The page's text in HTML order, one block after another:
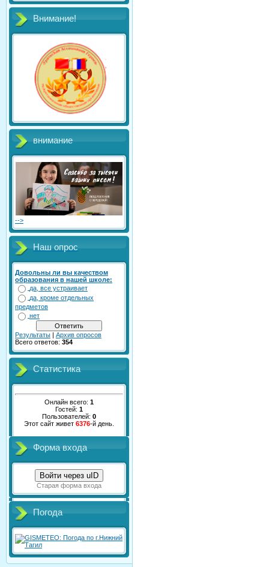
Внимание!
внимание
-->
Наш опрос
Довольны ли вы качеством
образования в нашей школе:
да, все устраивает
да, кроме отдельных
предметов
нет
Результаты | Архив опросов
Всего ответов: 354
Статистика
Онлайн всего: 1
Гостей: 1
Пользователей: 0
Этот сайт живет 6376-й день.
Форма входа
Войти через uID
Старая форма входа
Погода